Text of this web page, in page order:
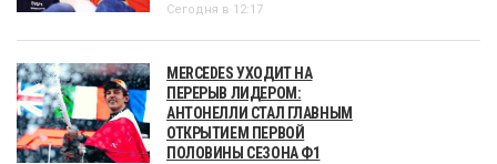
Сегодня в 12:17
MERCEDES УХОДИТ НА
ПЕРЕРЫВ ЛИДЕРОМ:
АНТОНЕЛЛИ СТАЛ ГЛАВНЫМ
ОТКРЫТИЕМ ПЕРВОЙ
ПОЛОВИНЫ СЕЗОНА Ф1